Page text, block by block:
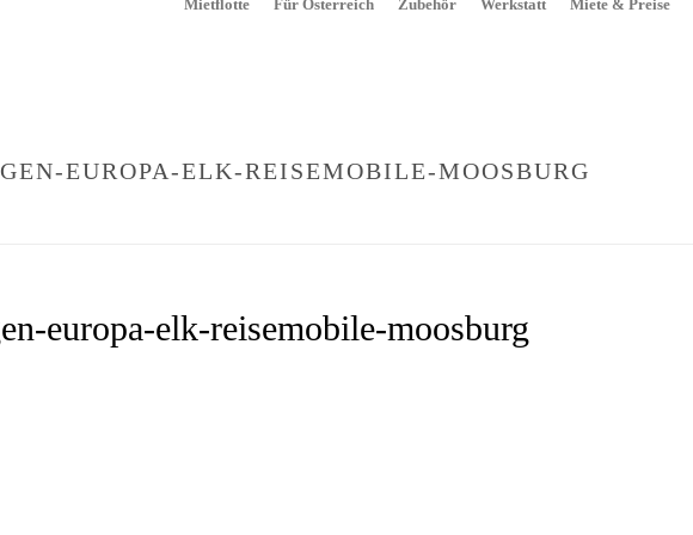
Mietflotte Für Österreich Zubehör Werkstatt Miete & Preise
EUROPA-ELK-REISEMOBILE-MOOSBURG
europa-elk-reisemobile-moosburg